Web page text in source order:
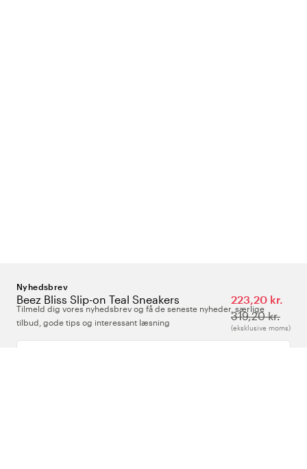
Beez Bliss Slip-on Teal Sneakers
223,20 kr.
319,20 kr.
(eksklusive moms)
Nyhedsbrev
Tilmeld dig vores nyhedsbrev og få de seneste nyheder, særlige
tilbud, gode tips og interessant læsning
Indtast din e-mailadresse